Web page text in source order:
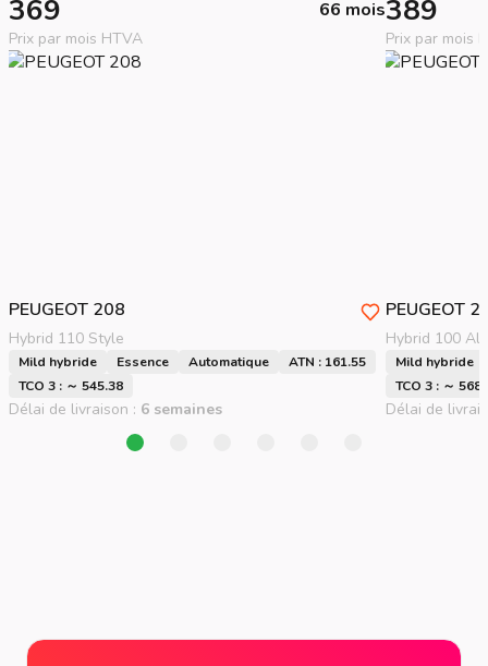
369 66 mois
Prix par mois HTVA
PEUGEOT 208
Hybrid 110 Style
Mild hybride Essence Automatique
ATN : 161.55
TCO 3 : ～ 545.38
Délai de livraison : 6 semaines
389
Prix par mois
PEUGEOT
Hybrid 100
Mild hybride
TCO 3 : ～
Délai de